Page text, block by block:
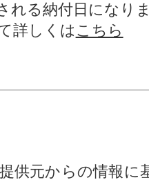
れる納付日になり
詳しくは こちら
供元からの情報に